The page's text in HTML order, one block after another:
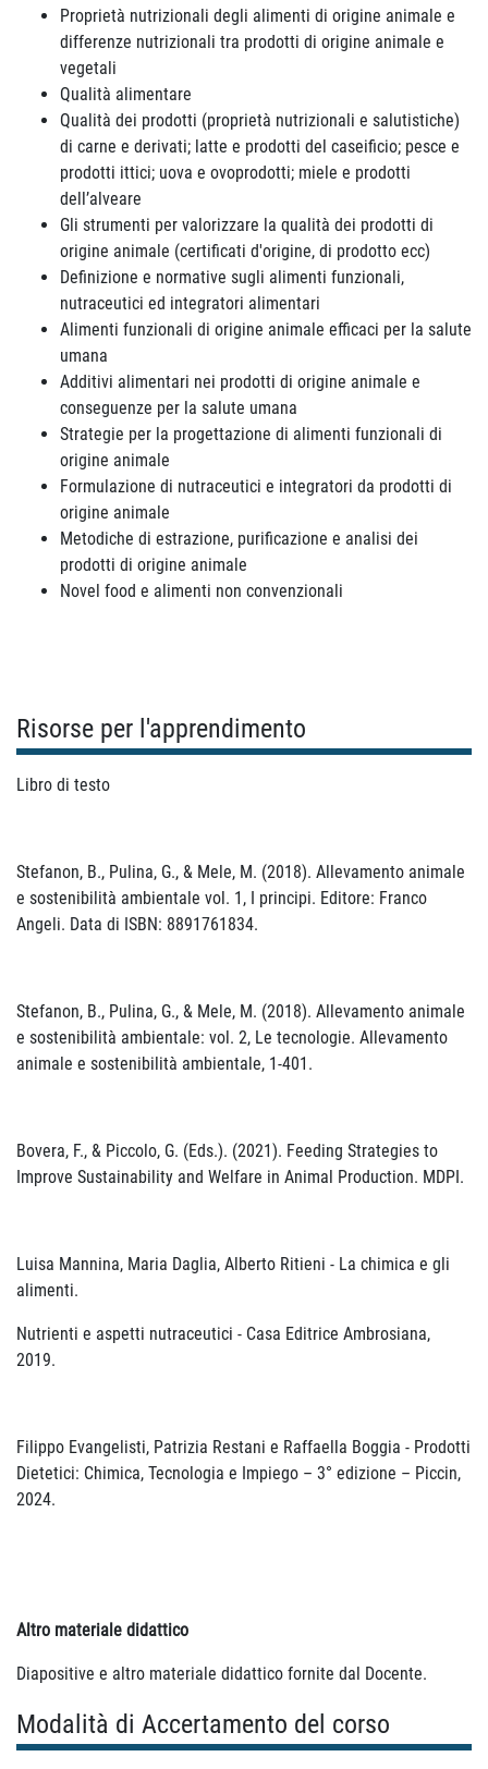
Proprietà nutrizionali degli alimenti di origine animale e
differenze nutrizionali tra prodotti di origine animale e
vegetali
Qualità alimentare
Qualità dei prodotti (proprietà nutrizionali e salutistiche)
di carne e derivati; latte e prodotti del caseificio; pesce e
prodotti ittici; uova e ovoprodotti; miele e prodotti
dell’alveare
Gli strumenti per valorizzare la qualità dei prodotti di
origine animale (certificati d'origine, di prodotto ecc)
Definizione e normative sugli alimenti funzionali,
nutraceutici ed integratori alimentari
Alimenti funzionali di origine animale efficaci per la salute
umana
Additivi alimentari nei prodotti di origine animale e
conseguenze per la salute umana
Strategie per la progettazione di alimenti funzionali di
origine animale
Formulazione di nutraceutici e integratori da prodotti di
origine animale
Metodiche di estrazione, purificazione e analisi dei
prodotti di origine animale
Novel food e alimenti non convenzionali
Risorse per l'apprendimento
Libro di testo
Stefanon, B., Pulina, G., & Mele, M. (2018). Allevamento animale
e sostenibilità ambientale vol. 1, I principi. Editore: Franco
Angeli. Data di ISBN: 8891761834.
Stefanon, B., Pulina, G., & Mele, M. (2018). Allevamento animale
e sostenibilità ambientale: vol. 2, Le tecnologie. Allevamento
animale e sostenibilità ambientale, 1-401.
Bovera, F., & Piccolo, G. (Eds.). (2021). Feeding Strategies to
Improve Sustainability and Welfare in Animal Production. MDPI.
Luisa Mannina, Maria Daglia, Alberto Ritieni - La chimica e gli
alimenti.
Nutrienti e aspetti nutraceutici - Casa Editrice Ambrosiana,
2019.
Filippo Evangelisti, Patrizia Restani e Raffaella Boggia - Prodotti
Dietetici: Chimica, Tecnologia e Impiego – 3° edizione – Piccin,
2024.
Altro materiale didattico
Diapositive e altro materiale didattico fornite dal Docente.
Modalità di Accertamento del corso